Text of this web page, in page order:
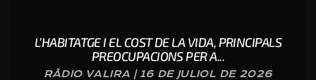
L’HABITATGE I EL COST DE LA VIDA, PRINCIPALS
PREOCUPACIONS PER A...
RÀDIO VALIRA | 16 DE JULIOL DE 2026